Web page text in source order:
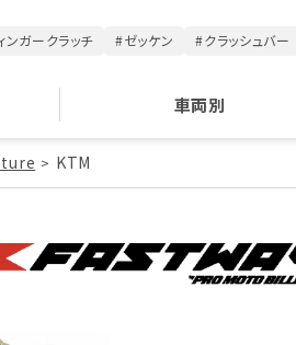
ンガークラッチ #ゼッケン #クラッシュバー
車両別
KTM